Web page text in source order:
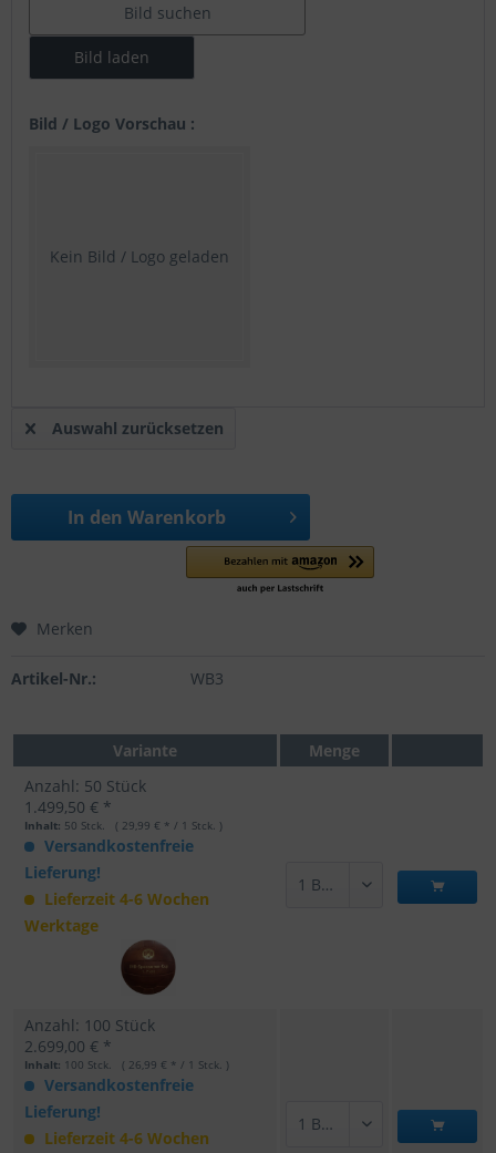
Bild / Logo Vorschau :
Kein Bild / Logo geladen
Auswahl zurücksetzen
In den Warenkorb
Merken
Artikel-Nr.: WB3
Variante
Menge
Anzahl: 50 Stück
1.499,50 € *
Inhalt: 50 Stck. ( 29,99 € * / 1 Stck. )
Versandkostenfreie
Lieferung!
Lieferzeit 4-6 Wochen
Werktage
Anzahl: 100 Stück
2.699,00 € *
Inhalt: 100 Stck. ( 26,99 € * / 1 Stck. )
Versandkostenfreie
Lieferung!
Lieferzeit 4-6 Wochen